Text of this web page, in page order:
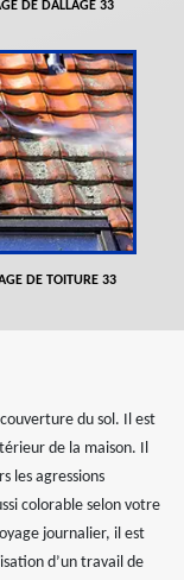
DE DALLAGE 33
DE TOITURE 33
du sol. Il est
de la maison. Il
les agressions
colorable selon votre
journalier, il est
d’un travail de